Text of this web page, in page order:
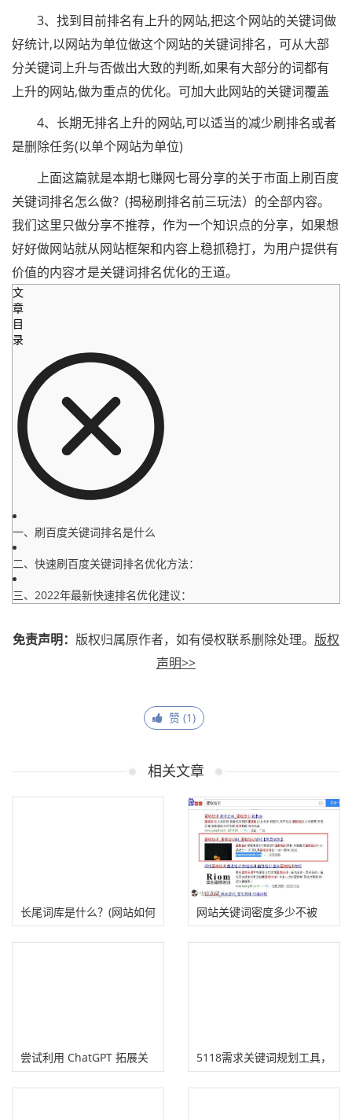
3、找到目前排名有上升的网站,把这个网站的关键词做
好统计,以网站为单位做这个网站的关键词排名，可从大部
分关键词上升与否做出大致的判断,如果有大部分的词都有
上升的网站,做为重点的优化。可加大此网站的关键词覆盖
4、长期无排名上升的网站,可以适当的减少刷排名或者
是删除任务(以单个网站为单位)
上面这篇就是本期七赚网七哥分享的关于市面上刷百度
关键词排名怎么做？(揭秘刷排名前三玩法）的全部内容。
我们这里只做分享不推荐，作为一个知识点的分享，如果想
好好做网站就从网站框架和内容上稳抓稳打，为用户提供有
价值的内容才是关键词排名优化的王道。
文
章
目
录
一、刷百度关键词排名是什么
二、快速刷百度关键词排名优化方法：
三、2022年最新快速排名优化建议：
免责声明： 版权归属原作者，如有侵权联系删除处理。 版权
声明>>
赞 (1)
相关文章
长尾词库是什么？(网站如何
建立长尾关键词库?）
网站关键词密度多少不被
K？
尝试利用 ChatGPT 拓展关
键词 （小渔聊独立站）
5118需求关键词规划工具，
拓词利器!